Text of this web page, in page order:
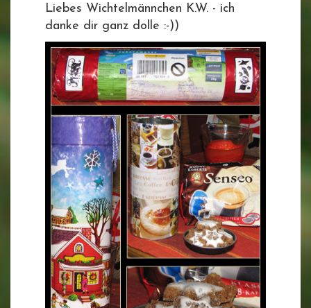
Liebes Wichtelmännchen K.W. - ich
danke dir ganz dolle :-))